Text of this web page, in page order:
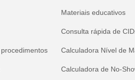
Materiais educativos
Consulta rápida de
Calculadora Nível de
Calculadora de No-